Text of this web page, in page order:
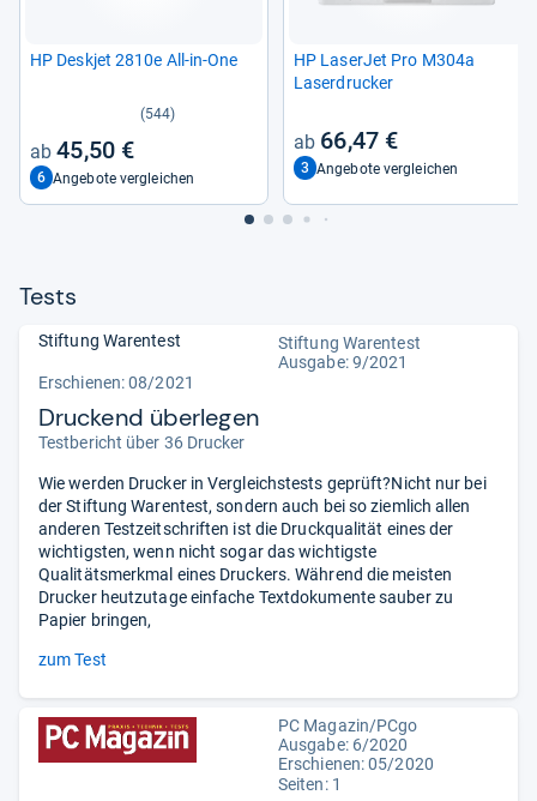
HP Deskjet 2810e All-​in-​One
(544)
45,50 €
6 Angebote vergleichen
HP Laser­Jet Pro M304a
Laser­dru­cker
66,47 €
3 Angebote vergleichen
Tests
Stiftung Warentest
Stiftung Warentest
Ausgabe: 9/2021
Erschienen: 08/2021
Druckend überlegen
Testbericht über 36 Drucker
Wie werden Drucker in Vergleichstests geprüft?Nicht nur bei
der Stiftung Warentest, sondern auch bei so ziemlich allen
anderen Testzeitschriften ist die Druckqualität eines der
wichtigsten, wenn nicht sogar das wichtigste
Qualitätsmerkmal eines Druckers. Während die meisten
Drucker heutzutage einfache Textdokumente sauber zu
Papier bringen,
zum Test
PC Magazin/PCgo
Ausgabe: 6/2020
Erschienen: 05/2020
Seiten: 1